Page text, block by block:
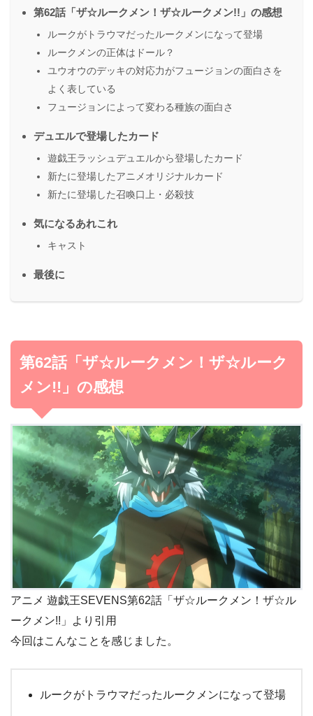
第62話「ザ☆ルークメン！ザ☆ルークメン!!」の感想
ルークがトラウマだったルークメンになって登場
ルークメンの正体はドール？
ユウオウのデッキの対応力がフュージョンの面白さを
よく表している
フュージョンによって変わる種族の面白さ
デュエルで登場したカード
遊戯王ラッシュデュエルから登場したカード
新たに登場したアニメオリジナルカード
新たに登場した召喚口上・必殺技
気になるあれこれ
キャスト
最後に
第62話「ザ☆ルークメン！ザ☆ルーク
メン!!」の感想
アニメ 遊戯王SEVENS第62話「ザ☆ルークメン！ザ☆ル
ークメン!!」より引用
今回はこんなことを感じました。
ルークがトラウマだったルークメンになって登場